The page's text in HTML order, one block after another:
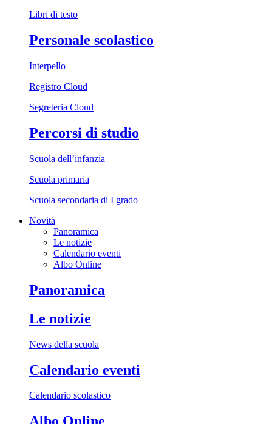
Libri di testo
Personale scolastico
Interpello
Registro Cloud
Segreteria Cloud
Percorsi di studio
Scuola dell’infanzia
Scuola primaria
Scuola secondaria di I grado
Novità
Panoramica
Le notizie
Calendario eventi
Albo Online
Panoramica
Le notizie
News della scuola
Calendario eventi
Calendario scolastico